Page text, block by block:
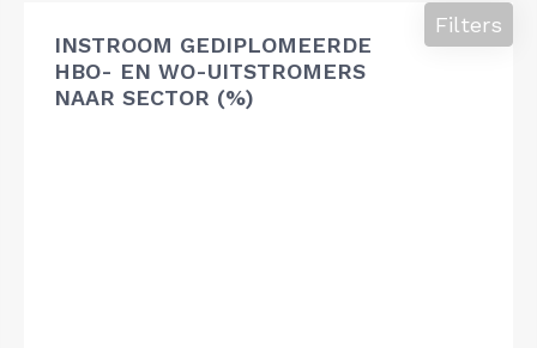
INSTROOM GEDIPLOMEERDE
HBO- EN WO-UITSTROMERS
NAAR SECTOR (%)
Filters